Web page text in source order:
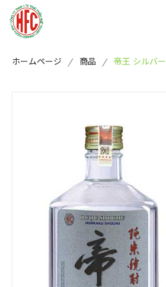
ホームページ 商品 帝王 シルバー